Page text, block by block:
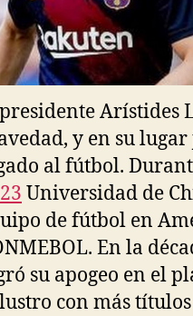
Arístides
y en su
al fútbol.
Universidad de
de fútbol en
En la
su apogeo en el
con más